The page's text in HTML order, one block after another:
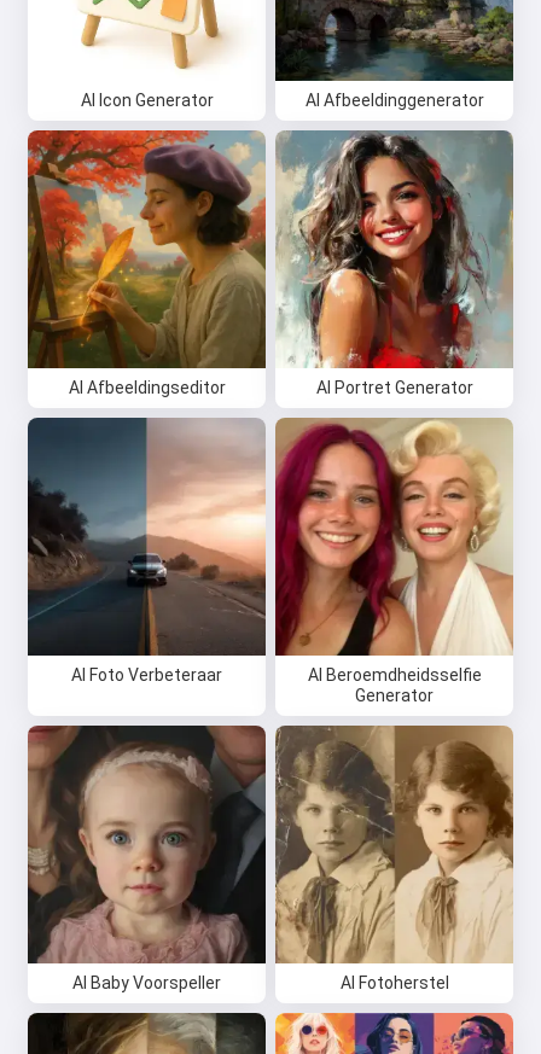
AI Icon Generator AI Afbeeldinggenerator
AI Afbeeldingseditor AI Portret Generator
AI Foto Verbeteraar
AI Beroemdheidsselfie
Generator
AI Baby Voorspeller AI Fotoherstel